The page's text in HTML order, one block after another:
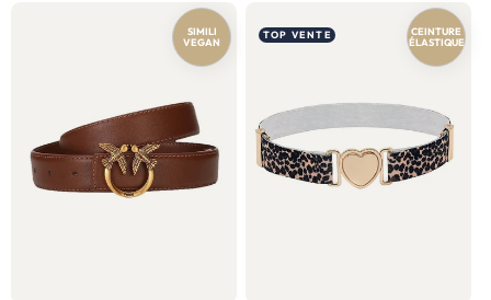
nuances
délicates
de
SIMILI
VEGAN
TOP VENTE
CEINTURE
ÉLASTIQUE